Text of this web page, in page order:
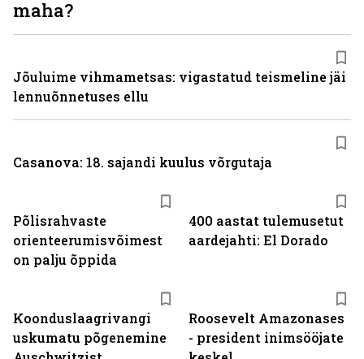
Põlisrahvaste
orienteerumisvõimest
on palju õppida
400 aastat tulemusetut
aardejahti: El Dorado
Koonduslaagrivangi
uskumatu põgenemine
Roosevelt Amazonases
- president inimsööjate
maha?
Jõuluime vihmametsas: vigastatud teismeline jäi
lennuõnnetuses ellu
Casanova: 18. sajandi kuulus võrgutaja